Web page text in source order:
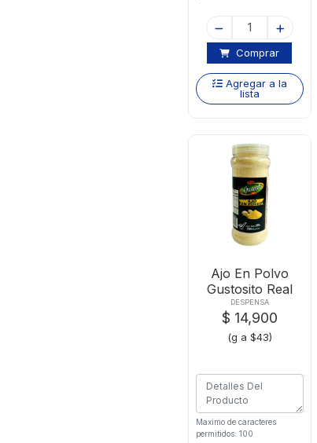
Comprar
Agregar a la
lista
Ajo En Polvo
Gustosito Real
Pet 350 Gram
DESPENSA
$ 14,900
(g a $43)
Maximo de caracteres
permitidos: 100